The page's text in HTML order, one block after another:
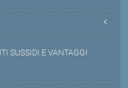
SUSSIDI E VANTAGGI